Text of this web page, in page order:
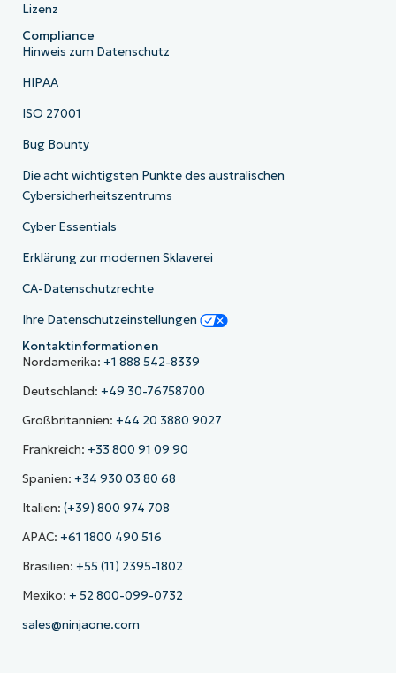
Lizenz
Compliance
Hinweis zum Datenschutz
HIPAA
ISO 27001
Bug Bounty
Die acht wichtigsten Punkte des australischen
Cybersicherheitszentrums
Cyber Essentials
Erklärung zur modernen Sklaverei
CA-Datenschutzrechte
Ihre Datenschutzeinstellungen
Kontaktinformationen
Nordamerika: +1 888 542-8339
Deutschland: +49 30-76758700
Großbritannien: +44 20 3880 9027
Frankreich: +33 800 91 09 90
Spanien: +34 930 03 80 68
Italien: (+39) 800 974 708
APAC: +61 1800 490 516
Brasilien: +55 (11) 2395-1802
Mexiko: + 52 800-099-0732
sales@ninjaone.com